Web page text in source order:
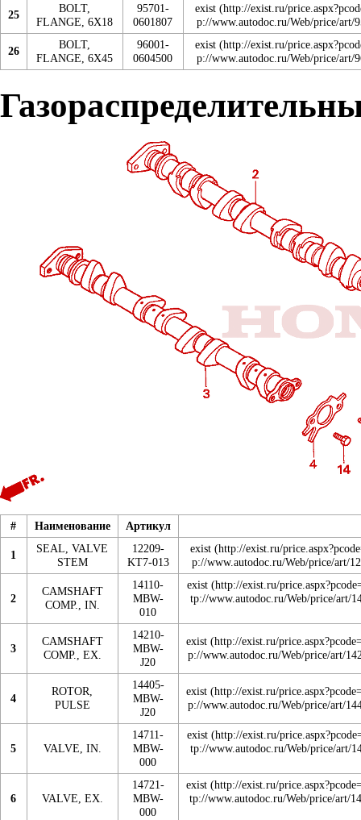
25
BOLT,
FLANGE, 6X18
95701-
0601807
exist
26
BOLT,
FLANGE, 6X45
96001-
0604500
exist
# Наименование Артикул
1
SEAL, VALVE
STEM
12209-
KT7-013
exist
2
CAMSHAFT
COMP., IN.
14110-
MBW-
010
exist
3
CAMSHAFT
COMP., EX.
14210-
MBW-
J20
exist
4
ROTOR,
PULSE
14405-
MBW-
J20
exist
5 VALVE, IN.
14711-
MBW-
000
exist
6 VALVE, EX.
14721-
MBW-
000
exist